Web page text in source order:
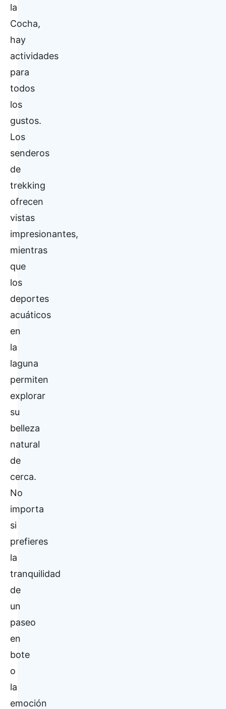
la
Cocha,
hay
actividades
para
todos
los
gustos.
Los
senderos
de
trekking
ofrecen
vistas
impresionantes,
mientras
que
los
deportes
acuáticos
en
la
laguna
permiten
explorar
su
belleza
natural
de
cerca.
No
importa
si
prefieres
la
tranquilidad
de
un
paseo
en
bote
o
la
emoción